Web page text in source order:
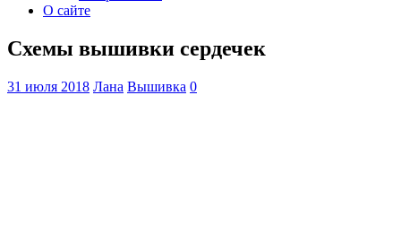
О сайте
Схемы вышивки сердечек
31 июля 2018 Лана Вышивка 0